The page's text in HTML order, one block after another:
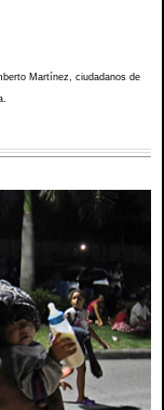
Martínez, ciudadanos de